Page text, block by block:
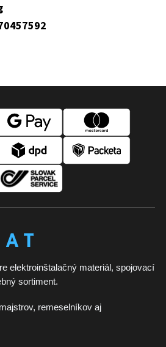
elektroinštalačný materiál, spojovací
sortiment.
remeselníkov aj